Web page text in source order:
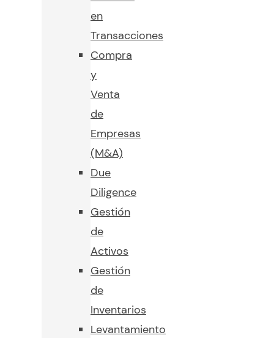
en
Transacciones
Compra
y
Venta
de
Empresas
(M&A)
Due
Diligence
Gestión
de
Activos
Gestión
de
Inventarios
Levantamiento